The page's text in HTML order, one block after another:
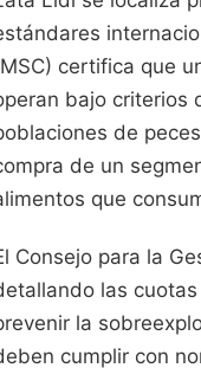
certifica que
bajo criterios
de
de un
que
Consejo para la
las
la
cumplir con